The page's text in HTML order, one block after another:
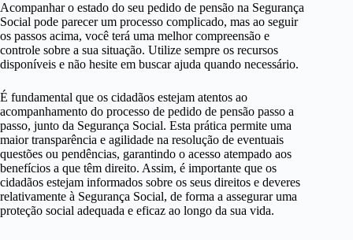
Acompanhar o estado do seu pedido de pensão na Segurança
Social pode parecer um processo complicado, mas ao seguir
os passos acima, você terá uma melhor compreensão e
controle sobre a sua situação. Utilize sempre os recursos
disponíveis e não hesite em buscar ajuda quando necessário.
É fundamental que os cidadãos estejam atentos ao
acompanhamento do processo de pedido de pensão passo a
passo, junto da Segurança Social. Esta prática permite uma
maior transparência e agilidade na resolução de eventuais
questões ou pendências, garantindo o acesso atempado aos
benefícios a que têm direito. Assim, é importante que os
cidadãos estejam informados sobre os seus direitos e deveres
relativamente à Segurança Social, de forma a assegurar uma
proteção social adequada e eficaz ao longo da sua vida.